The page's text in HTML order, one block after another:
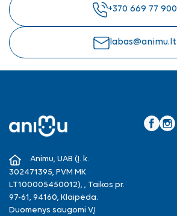
+370 669 77 900
labas@animu.lt
Animu, UAB (Į. k.
302471395, PVM MK
LT100005450012), , Taikos pr.
97-61, 94160, Klaipėda.
Duomenys saugomi VĮ